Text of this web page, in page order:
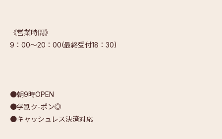
《営業時間》
9：00～20：00(最終受付18：30)
●朝9時OPEN
●学割ク-ポン◎
●キャッシュレス決済対応